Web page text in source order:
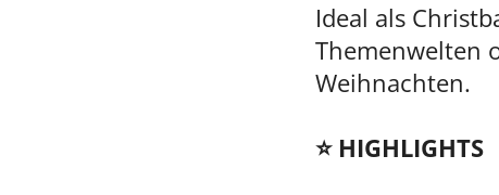
Ideal als
Themenwelten
Weihnachten.
⭐ HIGHLIGHTS